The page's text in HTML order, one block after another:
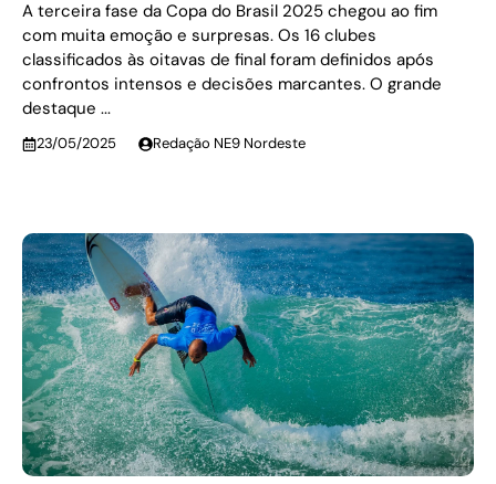
A terceira fase da Copa do Brasil 2025 chegou ao fim
com muita emoção e surpresas. Os 16 clubes
classificados às oitavas de final foram definidos após
confrontos intensos e decisões marcantes. O grande
destaque ...
23/05/2025 Redação NE9 Nordeste